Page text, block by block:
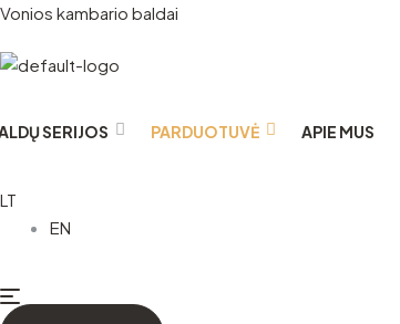
Vonios kambario baldai
SERIJOS PARDUOTUVĖ APIE MUS
LT
EN